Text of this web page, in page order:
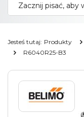
stopce
Jesteś tutaj: Produkty
R6040R25-B3